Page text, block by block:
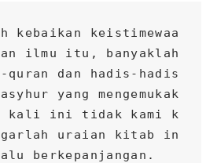
kebaikan keistimewaa
ilmu itu, banyaklah
dan hadis-hadis
yang mengemukak
kali ini tidak kami k
uraian kitab in
berkepanjangan.